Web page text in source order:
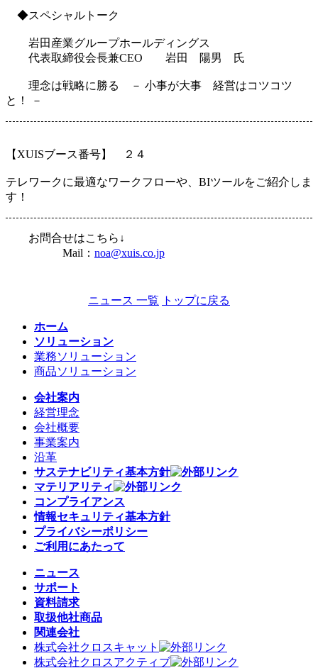
◆スペシャルトーク
岩田産業グループホールディングス
代表取締役会長兼CEO 岩田 陽男 氏
理念は戦略に勝る － 小事が大事 経営はコツコツ
と！ －
【XUISブース番号】 ２４
テレワークに最適なワークフローや、BIツールをご紹介しま
す！
お問合せはこちら↓
Mail： noa@xuis.co.jp
ニュース 一覧 トップに戻る
ホーム
ソリューション
業務ソリューション
商品ソリューション
会社案内
経営理念
会社概要
事業案内
沿革
サステナビリティ基本方針
マテリアリティ
コンプライアンス
情報セキュリティ基本方針
プライバシーポリシー
ご利用にあたって
ニュース
サポート
資料請求
取扱他社商品
関連会社
株式会社クロスキャット
株式会社クロスアクティブ